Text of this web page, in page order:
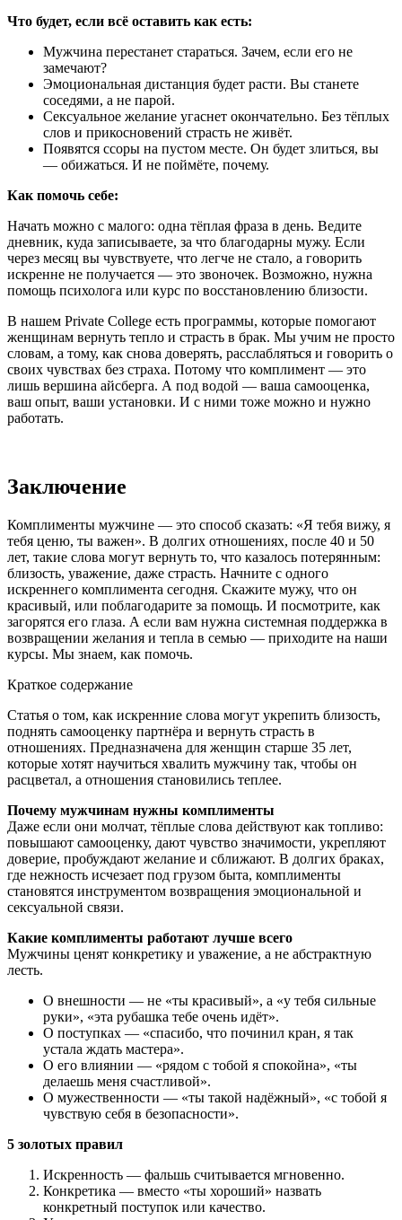
Что будет, если всё оставить как есть:
Мужчина перестанет стараться. Зачем, если его не
замечают?
Эмоциональная дистанция будет расти. Вы станете
соседями, а не парой.
Сексуальное желание угаснет окончательно. Без тёплых
слов и прикосновений страсть не живёт.
Появятся ссоры на пустом месте. Он будет злиться, вы
— обижаться. И не поймёте, почему.
Как помочь себе:
Начать можно с малого: одна тёплая фраза в день. Ведите
дневник, куда записываете, за что благодарны мужу. Если
через месяц вы чувствуете, что легче не стало, а говорить
искренне не получается — это звоночек. Возможно, нужна
помощь психолога или курс по восстановлению близости.
В нашем Private College есть программы, которые помогают
женщинам вернуть тепло и страсть в брак. Мы учим не просто
словам, а тому, как снова доверять, расслабляться и говорить о
своих чувствах без страха. Потому что комплимент — это
лишь вершина айсберга. А под водой — ваша самооценка,
ваш опыт, ваши установки. И с ними тоже можно и нужно
работать.
Заключение
Комплименты мужчине — это способ сказать: «Я тебя вижу, я
тебя ценю, ты важен». В долгих отношениях, после 40 и 50
лет, такие слова могут вернуть то, что казалось потерянным:
близость, уважение, даже страсть. Начните с одного
искреннего комплимента сегодня. Скажите мужу, что он
красивый, или поблагодарите за помощь. И посмотрите, как
загорятся его глаза. А если вам нужна системная поддержка в
возвращении желания и тепла в семью — приходите на наши
курсы. Мы знаем, как помочь.
Краткое содержание
Статья о том, как искренние слова могут укрепить близость,
поднять самооценку партнёра и вернуть страсть в
отношениях. Предназначена для женщин старше 35 лет,
которые хотят научиться хвалить мужчину так, чтобы он
расцветал, а отношения становились теплее.
Почему мужчинам нужны комплименты
Даже если они молчат, тёплые слова действуют как топливо:
повышают самооценку, дают чувство значимости, укрепляют
доверие, пробуждают желание и сближают. В долгих браках,
где нежность исчезает под грузом быта, комплименты
становятся инструментом возвращения эмоциональной и
сексуальной связи.
Какие комплименты работают лучше всего
Мужчины ценят конкретику и уважение, а не абстрактную
лесть.
О внешности — не «ты красивый», а «у тебя сильные
руки», «эта рубашка тебе очень идёт».
О поступках — «спасибо, что починил кран, я так
устала ждать мастера».
О его влиянии — «рядом с тобой я спокойна», «ты
делаешь меня счастливой».
О мужественности — «ты такой надёжный», «с тобой я
чувствую себя в безопасности».
5 золотых правил
Искренность — фальшь считывается мгновенно.
Конкретика — вместо «ты хороший» назвать
конкретный поступок или качество.